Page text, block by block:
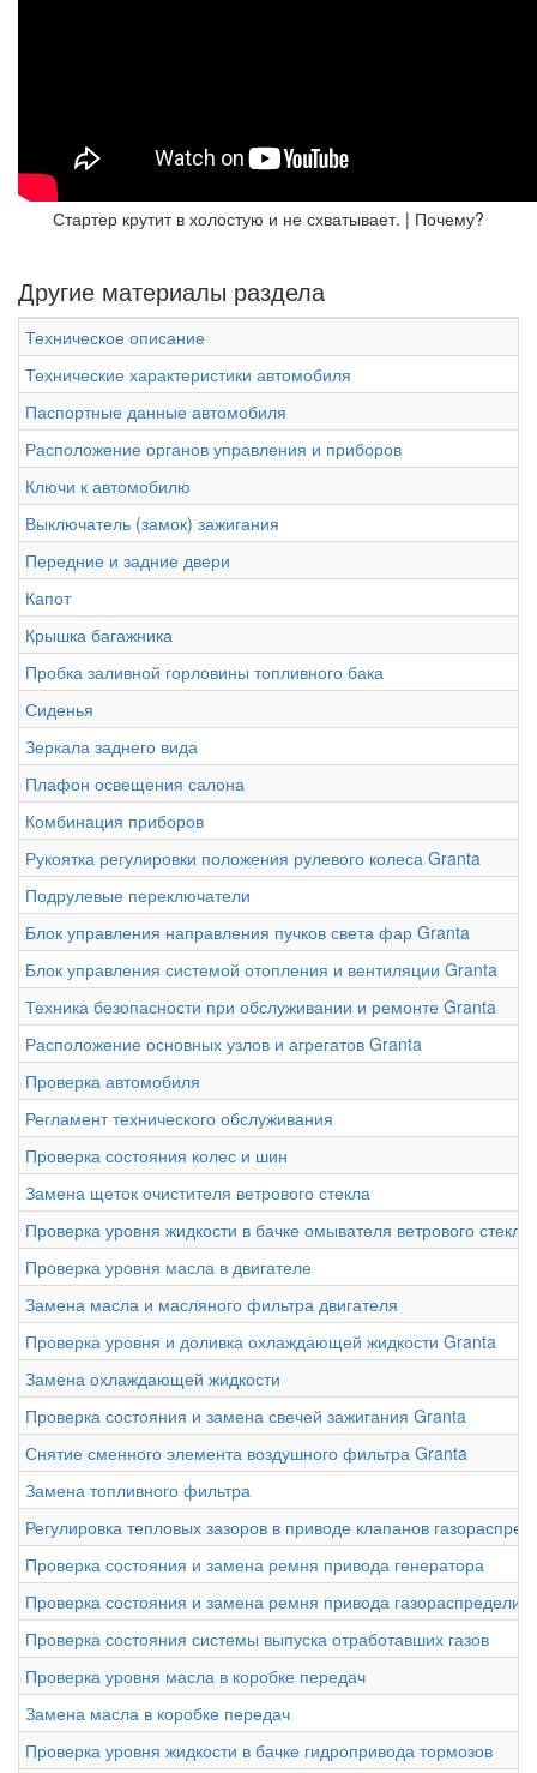
Стартер крутит в холостую и не схватывает. | Почему?
Другие материалы раздела
Техническое описание
Технические характеристики автомобиля
Паспортные данные автомобиля
Расположение органов управления и приборов
Ключи к автомобилю
Выключатель (замок) зажигания
Передние и задние двери
Капот
Крышка багажника
Пробка заливной горловины топливного бака
Сиденья
Зеркала заднего вида
Плафон освещения салона
Комбинация приборов
Рукоятка регулировки положения рулевого колеса Granta
Подрулевые переключатели
Блок управления направления пучков света фар Granta
Блок управления системой отопления и вентиляции Granta
Техника безопасности при обслуживании и ремонте Granta
Расположение основных узлов и агрегатов Granta
Проверка автомобиля
Регламент технического обслуживания
Проверка состояния колес и шин
Замена щеток очистителя ветрового стекла
Проверка уровня жидкости в бачке омывателя ветрового стекла
Проверка уровня масла в двигателе
Замена масла и масляного фильтра двигателя
Проверка уровня и доливка охлаждающей жидкости Granta
Замена охлаждающей жидкости
Проверка состояния и замена свечей зажигания Granta
Снятие сменного элемента воздушного фильтра Granta
Замена топливного фильтра
Регулировка тепловых зазоров в приводе клапанов
Проверка состояния и замена ремня привода генератора
Проверка состояния и замена ремня привода
Проверка состояния системы выпуска отработавших газов
Проверка уровня масла в коробке передач
Замена масла в коробке передач
Проверка уровня жидкости в бачке гидропривода тормозов